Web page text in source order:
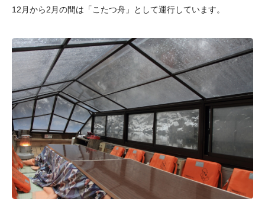
12月から2月の間は「こたつ舟」として運行しています。